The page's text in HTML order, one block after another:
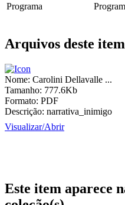
Programa
Arquivos deste item
Nome: Carolini Dellavalle ...
Tamanho: 777.6Kb
Formato: PDF
Descrição: narrativa_inimigo
Visualizar/Abrir
Este item aparece